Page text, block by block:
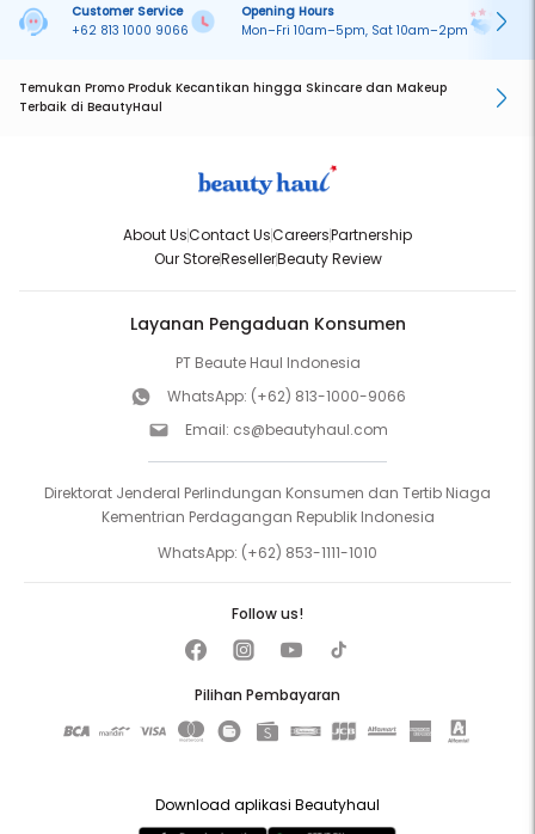
Customer Service
+62 813 1000 9066
Opening Hours
Mon–Fri 10am–5pm, Sat 10am–2pm
Temukan Promo Produk Kecantikan hingga Skincare dan Makeup
Terbaik di BeautyHaul
About UsContact UsCareersPartnership
Our StoreResellerBeauty Review
Layanan Pengaduan Konsumen
PT Beaute Haul Indonesia
WhatsApp: (+62) 813-1000-9066
Email: cs@beautyhaul.com
Direktorat Jenderal Perlindungan Konsumen dan Tertib Niaga
Kementrian Perdagangan Republik Indonesia
WhatsApp: (+62) 853-1111-1010
Pilihan Pembayaran
Follow us!
Download aplikasi Beautyhaul